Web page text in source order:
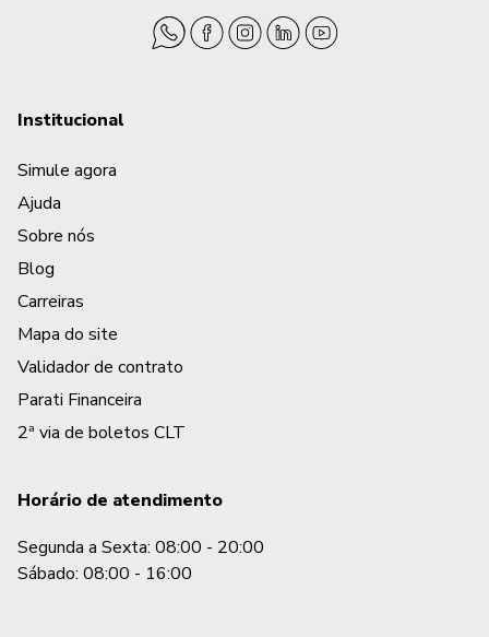
Institucional
Simule agora
Ajuda
Sobre nós
Blog
Carreiras
Mapa do site
Validador de contrato
Parati Financeira
2ª via de boletos CLT
Horário de atendimento
Segunda a Sexta: 08:00 - 20:00
Sábado: 08:00 - 16:00